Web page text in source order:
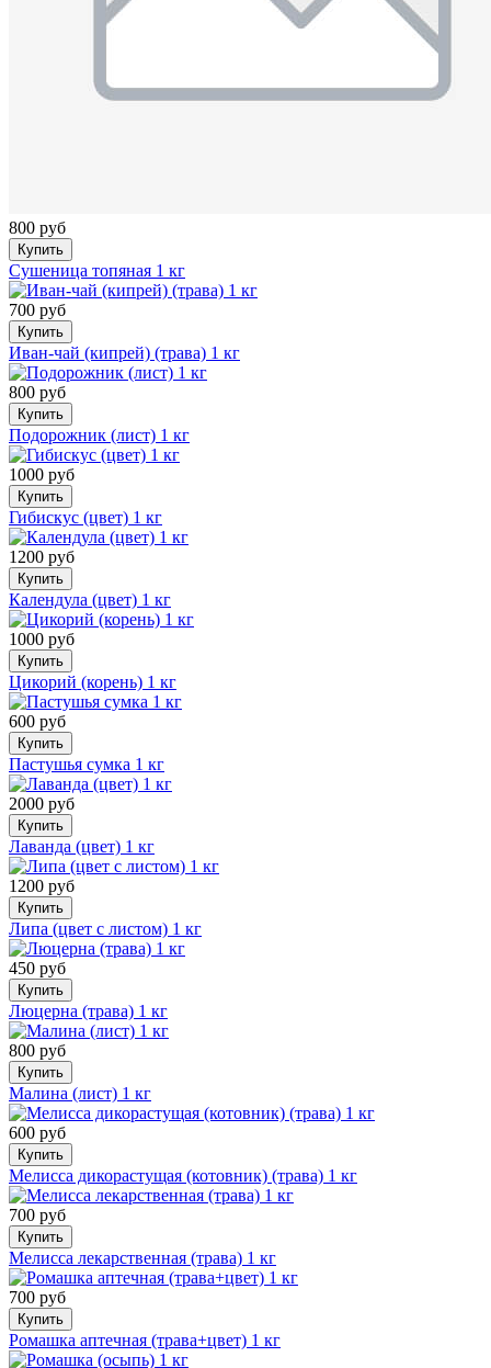
800 руб
Купить
Сушеница топяная 1 кг
700 руб
Купить
Иван-чай (кипрей) (трава) 1 кг
800 руб
Купить
Подорожник (лист) 1 кг
1000 руб
Купить
Гибискус (цвет) 1 кг
1200 руб
Купить
Календула (цвет) 1 кг
1000 руб
Купить
Цикорий (корень) 1 кг
600 руб
Купить
Пастушья сумка 1 кг
2000 руб
Купить
Лаванда (цвет) 1 кг
1200 руб
Купить
Липа (цвет с листом) 1 кг
450 руб
Купить
Люцерна (трава) 1 кг
800 руб
Купить
Малина (лист) 1 кг
600 руб
Купить
Мелисса дикорастущая (котовник) (трава) 1 кг
700 руб
Купить
Мелисса лекарственная (трава) 1 кг
700 руб
Купить
Ромашка аптечная (трава+цвет) 1 кг